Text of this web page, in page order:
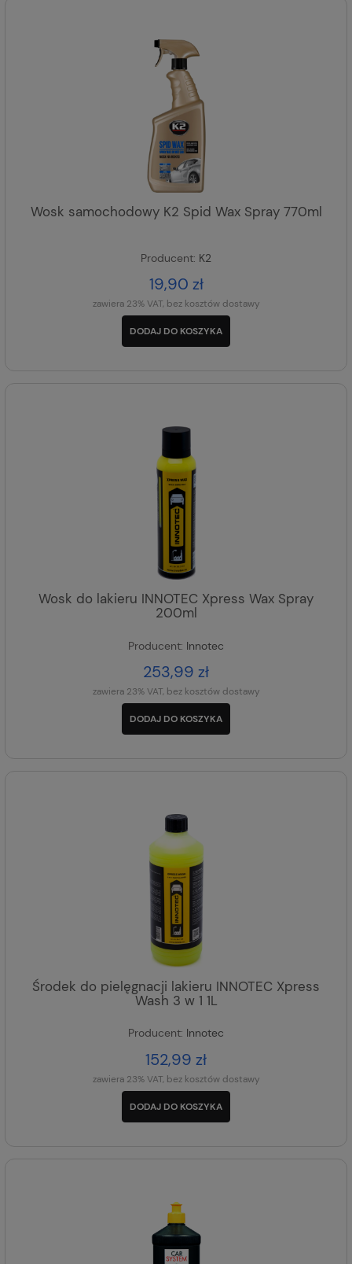
Wosk samochodowy K2 Spid Wax Spray 770ml
Producent: K2
19,90 zł
zawiera 23% VAT, bez kosztów dostawy
DODAJ DO KOSZYKA
Wosk do lakieru INNOTEC Xpress Wax Spray
200ml
Producent: Innotec
253,99 zł
zawiera 23% VAT, bez kosztów dostawy
DODAJ DO KOSZYKA
Środek do pielęgnacji lakieru INNOTEC Xpress
Wash 3 w 1 1L
Producent: Innotec
152,99 zł
zawiera 23% VAT, bez kosztów dostawy
DODAJ DO KOSZYKA